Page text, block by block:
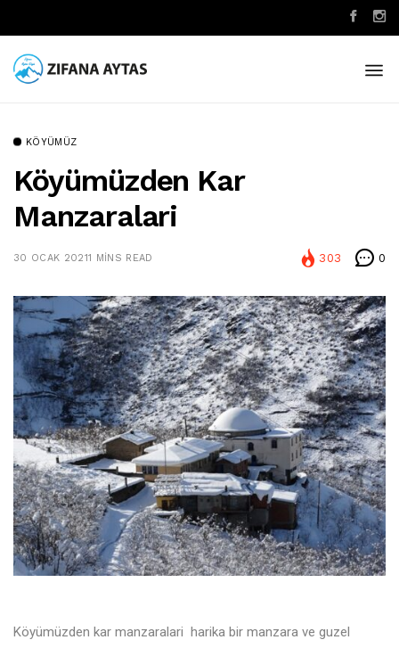
KÖYÜMÜZ
Köyümüzden Kar
Manzaralari
30 OCAK 20211 MINS READ 303 0
Köyümüzden kar manzaralari harika bir manzara ve guzel